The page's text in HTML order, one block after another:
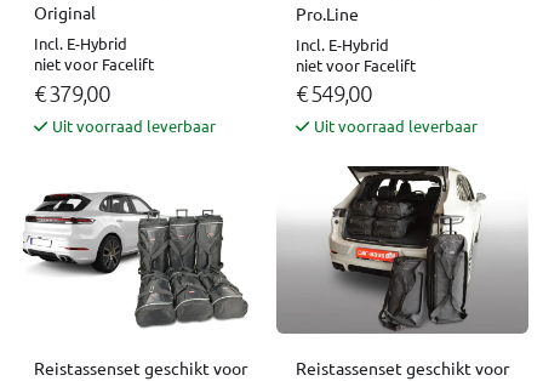
Original
Incl. E-Hybrid
niet voor Facelift
€ 379,00
Uit voorraad leverbaar
Pro.Line
Incl. E-Hybrid
niet voor Facelift
€ 549,00
Uit voorraad leverbaar
Reistassenset geschikt voor
Reistassenset geschikt voor